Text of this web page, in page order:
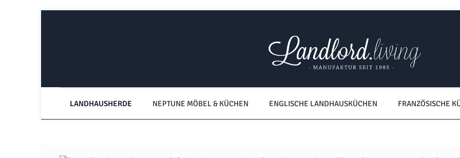
LANDHAUSHERDE NEPTUNE MÖBEL & KÜCHEN ENGLISCHE LANDHAUSKÜCHEN FRANZÖSISCHE